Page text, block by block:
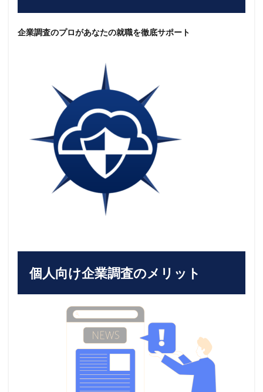
企業調査のプロがあなたの就職を徹底サポート
個人向け企業調査のメリット